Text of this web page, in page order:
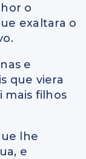
o
exaltara o
e
que viera
mais filhos
lhe
e